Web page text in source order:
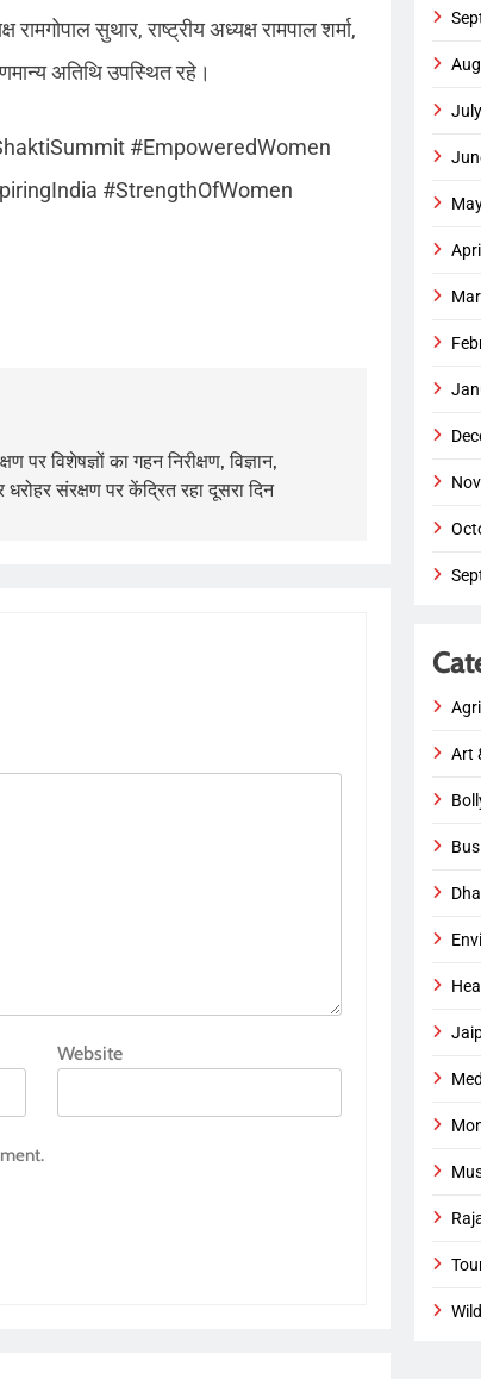
सुथार, राष्ट्रीय अध्यक्ष रामपाल शर्मा,
अतिथि उपस्थित रहे।
#EmpoweredWomen
#StrengthOfWomen
पर विशेषज्ञों का गहन निरीक्षण, विज्ञान,
संरक्षण पर केंद्रित रहा दूसरा दिन
Website
Art